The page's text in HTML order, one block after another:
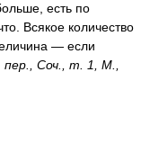
есть по
Всякое количество
— если
пер. , Соч., т.
1, М.,